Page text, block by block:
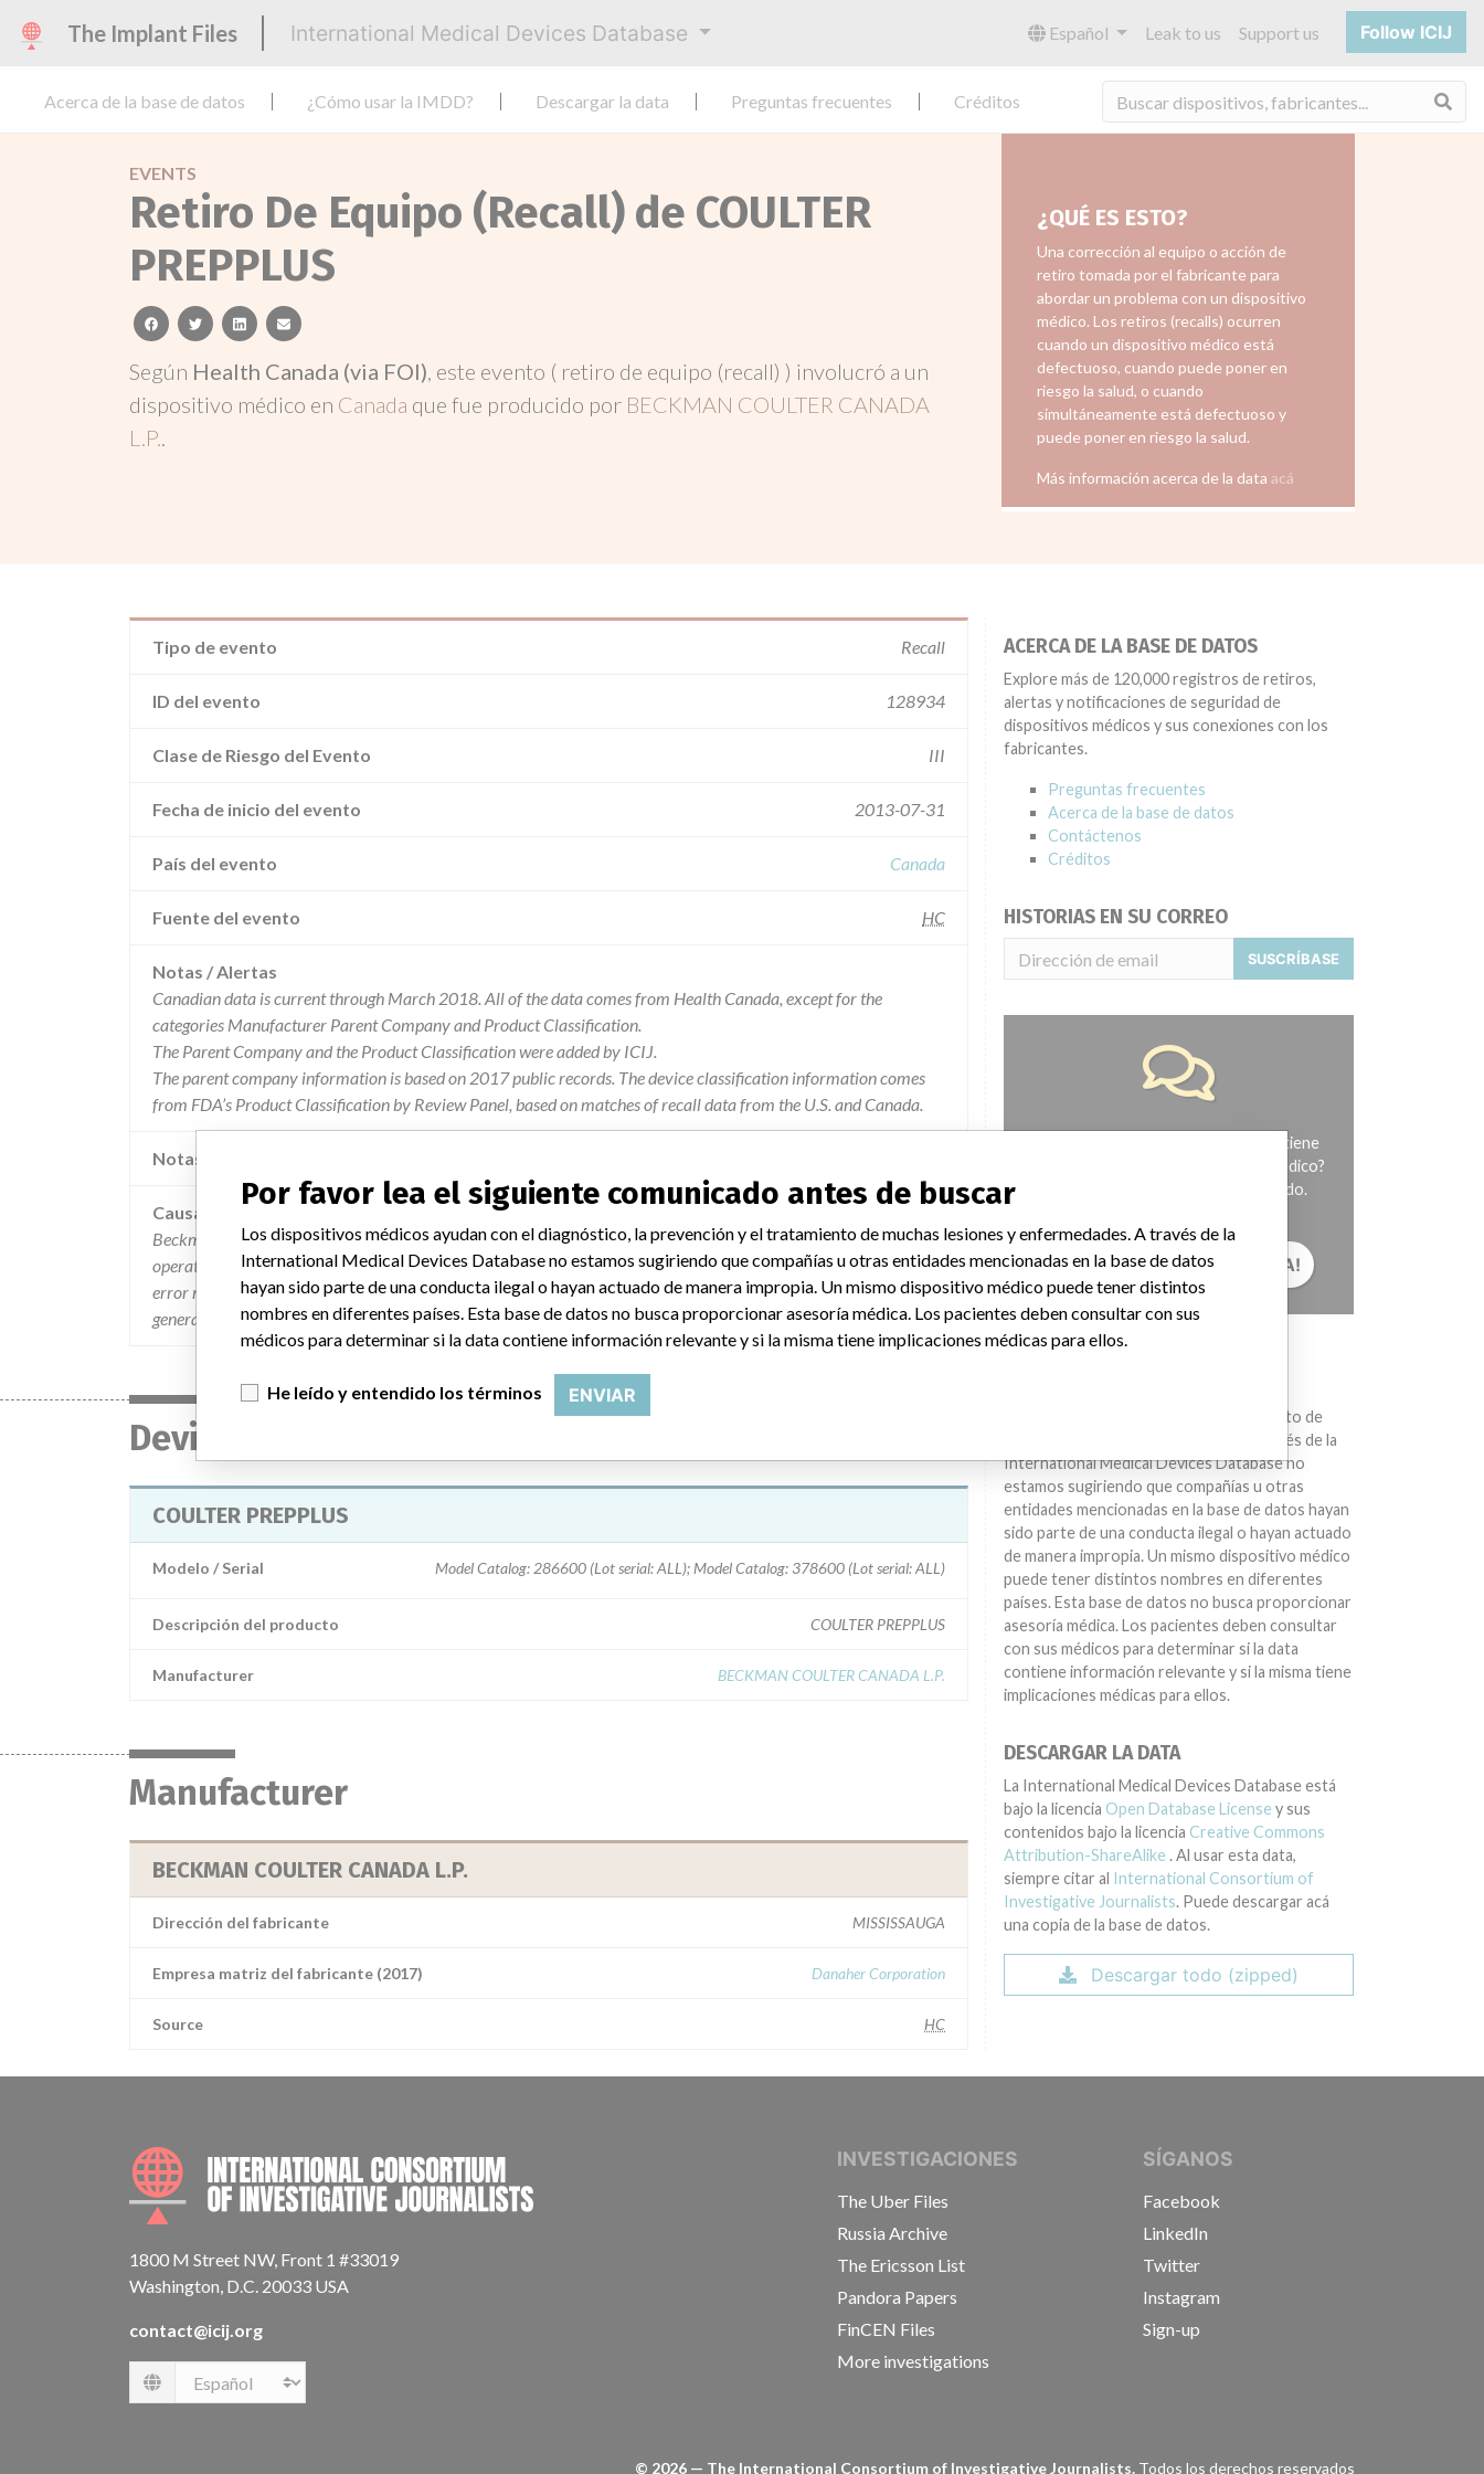
The Implant Files International Medical Devices Database Español Leak to us Support us Follow ICIJ
Acerca de la base de datos ¿Cómo usar la IMDD? Descargar la data Preguntas frecuentes Créditos
EVENTS
Retiro De Equipo (Recall) de COULTER
PREPPLUS
facebooktwitterlinkedinemail
Según Health Canada (via FOI), este evento ( retiro de equipo (recall) ) involucró a un
dispositivo médico en Canada que fue producido por BECKMAN COULTER CANADA
L.P..
¿QUÉ ES ESTO?
Una corrección al equipo o acción de
retiro tomada por el fabricante para
abordar un problema con un dispositivo
médico. Los retiros (recalls) ocurren
cuando un dispositivo médico está
defectuoso, cuando puede poner en
riesgo la salud, o cuando
simultáneamente está defectuoso y
puede poner en riesgo la salud.
Más información acerca de la data acá
Tipo de evento Recall
ID del evento 128934
Clase de Riesgo del Evento III
Fecha de inicio del evento 2013-07-31
País del evento Canada
Fuente del evento HC
Notas / Alertas
Canadian data is current through March 2018. All of the data comes from Health Canada, except for the
categories Manufacturer Parent Company and Product Classification.
The Parent Company and the Product Classification were added by ICIJ.
The parent company information is based on 2017 public records. The device classification information comes
from FDA’s Product Classification by Review Panel, based on matches of recall data from the U.S. and Canada.
Notas adicionales en la data
Causa
Beckman coulter has determined that dead volume claims for the general reagent rack in the coulter prepplus
operator's guide and coulter prepplus 2 instructions for use must be updated to reflect the general reagent rack
error messaging from the system. an error message indicating low volume may occur with reagents placed in the
general reagent rack which is inconsistent with the dead volume identified in labeling.
Device
COULTER PREPPLUS
Modelo / Serial Model Catalog: 286600 (Lot serial: ALL); Model Catalog: 378600 (Lot serial: ALL)
Descripción del producto COULTER PREPPLUS
Manufacturer BECKMAN COULTER CANADA L.P.
Manufacturer
BECKMAN COULTER CANADA L.P.
Dirección del fabricante MISSISSAUGA
Empresa matriz del fabricante (2017) Danaher Corporation
Source HC
ACERCA DE LA BASE DE DATOS
Explore más de 120,000 registros de retiros,
alertas y notificaciones de seguridad de
dispositivos médicos y sus conexiones con los
fabricantes.
Preguntas frecuentes
Acerca de la base de datos
Contáctenos
Créditos
HISTORIAS EN SU CORREO
SUSCRÍBASE
¿Trabaja en la industria médica? ¿O tiene
experiencia con algún dispositivo médico?
Nuestra reportería no ha terminado.
¡CUÉNTANOS TU HISTORIA!
diagnóstico, la prevención y el tratamiento de
muchas lesiones y enfermedades. A través de la
International Medical Devices Database no
estamos sugiriendo que compañías u otras
entidades mencionadas en la base de datos hayan
sido parte de una conducta ilegal o hayan actuado
de manera impropia. Un mismo dispositivo médico
puede tener distintos nombres en diferentes
países. Esta base de datos no busca proporcionar
asesoría médica. Los pacientes deben consultar
con sus médicos para determinar si la data
contiene información relevante y si la misma tiene
implicaciones médicas para ellos.
DESCARGAR LA DATA
La International Medical Devices Database está
bajo la licencia Open Database License y sus
contenidos bajo la licencia Creative Commons
Attribution-ShareAlike . Al usar esta data,
siempre citar al International Consortium of
Investigative Journalists. Puede descargar acá
una copia de la base de datos.
Descargar todo (zipped)
INTERNATIONAL CONSORTIUM OF INVESTIGATIVE JOURNALISTS
1800 M Street NW, Front 1 #33019
Washington, D.C. 20033 USA
contact@icij.org
Language
INVESTIGACIONES
The Uber Files
Russia Archive
The Ericsson List
Pandora Papers
FinCEN Files
More investigations
SÍGANOS
Facebook
LinkedIn
Twitter
Instagram
Sign-up
© 2026 — The International Consortium of Investigative Journalists. Todos los derechos reservados
Por favor lea el siguiente comunicado antes de buscar
Los dispositivos médicos ayudan con el diagnóstico, la prevención y el tratamiento de muchas lesiones y enfermedades. A través de la
International Medical Devices Database no estamos sugiriendo que compañías u otras entidades mencionadas en la base de datos
hayan sido parte de una conducta ilegal o hayan actuado de manera impropia. Un mismo dispositivo médico puede tener distintos
nombres en diferentes países. Esta base de datos no busca proporcionar asesoría médica. Los pacientes deben consultar con sus
médicos para determinar si la data contiene información relevante y si la misma tiene implicaciones médicas para ellos.
He leído y entendido los términos ENVIAR